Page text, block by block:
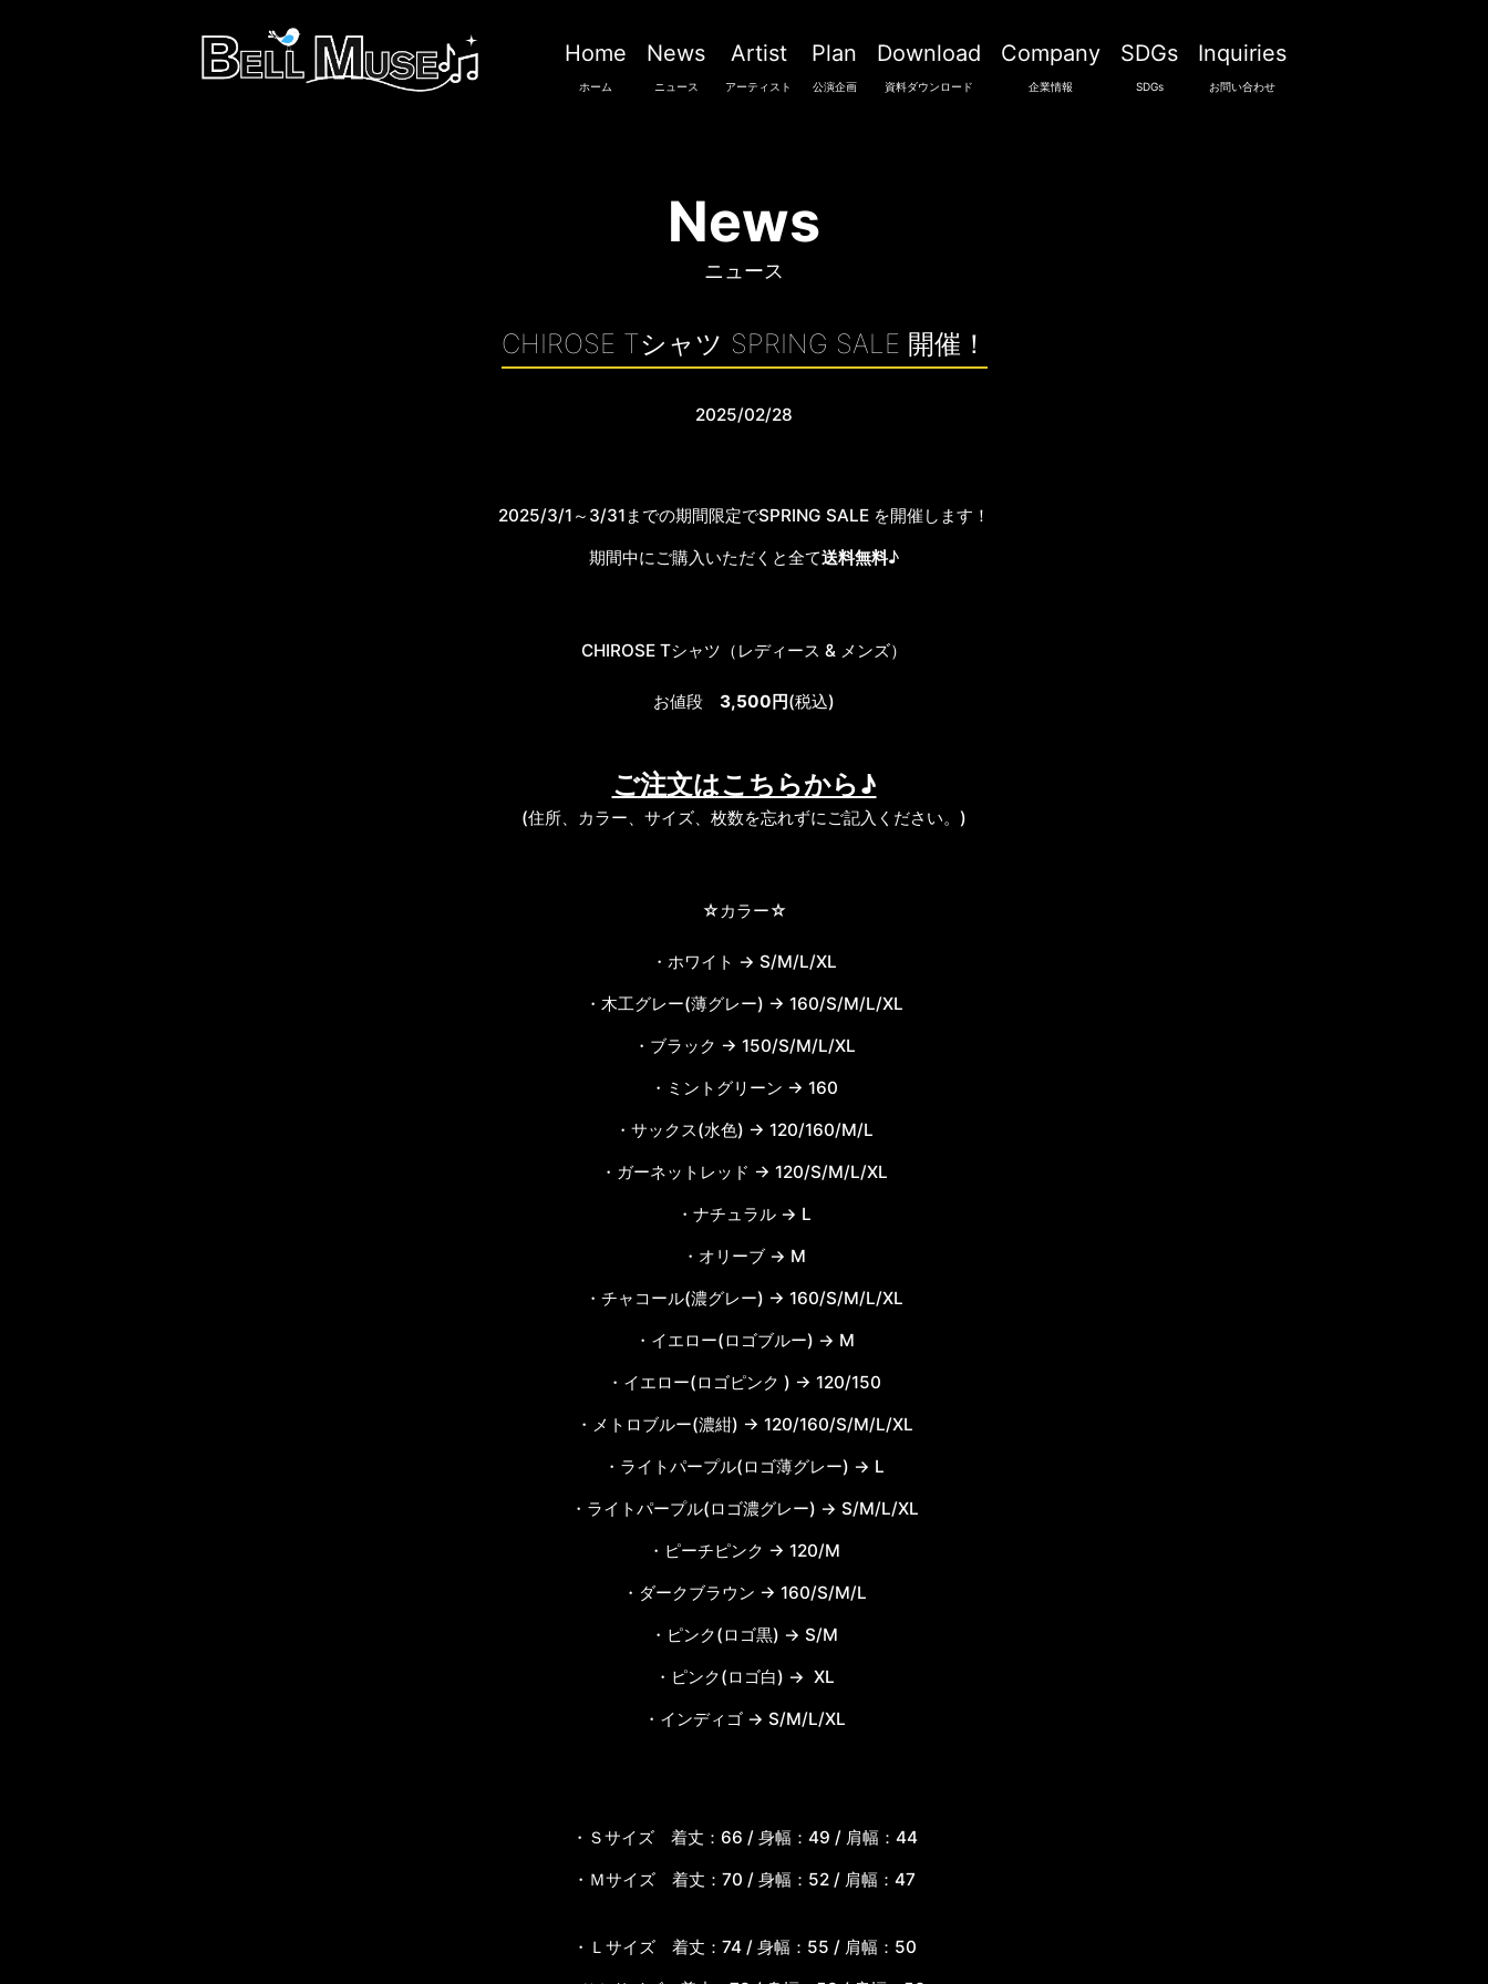
Home
ホーム
News
ニュース
Artist
アーティスト
Plan
公演企画
Download
資料ダウンロード
Company
企業情報
SDGs
SDGs
Inquiries
お問い合わせ
News
ニュース
CHIROSE Tシャツ SPRING SALE 開催！
2025/02/28
2025/3/1～3/31までの期間限定でSPRING SALE を開催します！
期間中にご購入いただくと全て送料無料♪
CHIROSE Tシャツ（レディース & メンズ）
お値段 3,500円(税込)
ご注文はこちらから♪
(住所、カラー、サイズ、枚数を忘れずにご記入ください。)
☆カラー☆
・ホワイト → S/M/L/XL
・木工グレー(薄グレー) → 160/S/M/L/XL
・ブラック → 150/S/M/L/XL
・ミントグリーン → 160
・サックス(水色) → 120/160/M/L
・ガーネットレッド → 120/S/M/L/XL
・ナチュラル → L
・オリーブ → M
・チャコール(濃グレー) → 160/S/M/L/XL
・イエロー(ロゴブルー) → M
・イエロー(ロゴピンク ) → 120/150
・メトロブルー(濃紺) → 120/160/S/M/L/XL
・ライトパープル(ロゴ薄グレー) → L
・ライトパープル(ロゴ濃グレー) → S/M/L/XL
・ピーチピンク → 120/M
・ダークブラウン → 160/S/M/L
・ピンク(ロゴ黒) → S/M
・ピンク(ロゴ白) → XL
・インディゴ → S/M/L/XL
・Ｓサイズ 着丈：66 / 身幅：49 / 肩幅：44
・Ｍサイズ 着丈：70 / 身幅：52 / 肩幅：47
・Ｌサイズ 着丈：74 / 身幅：55 / 肩幅：50